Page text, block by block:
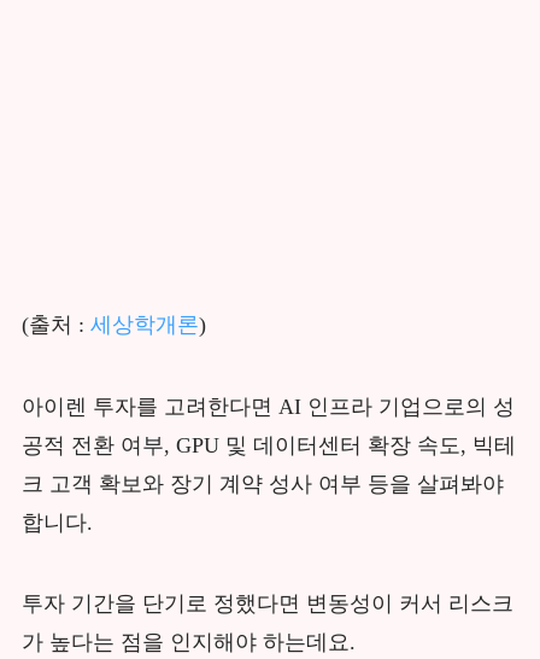
(출처 : 세상학개론)
아이렌 투자를 고려한다면 AI 인프라 기업으로의 성
공적 전환 여부, GPU 및 데이터센터 확장 속도, 빅테
크 고객 확보와 장기 계약 성사 여부 등을 살펴봐야
합니다.
투자 기간을 단기로 정했다면 변동성이 커서 리스크
가 높다는 점을 인지해야 하는데요.